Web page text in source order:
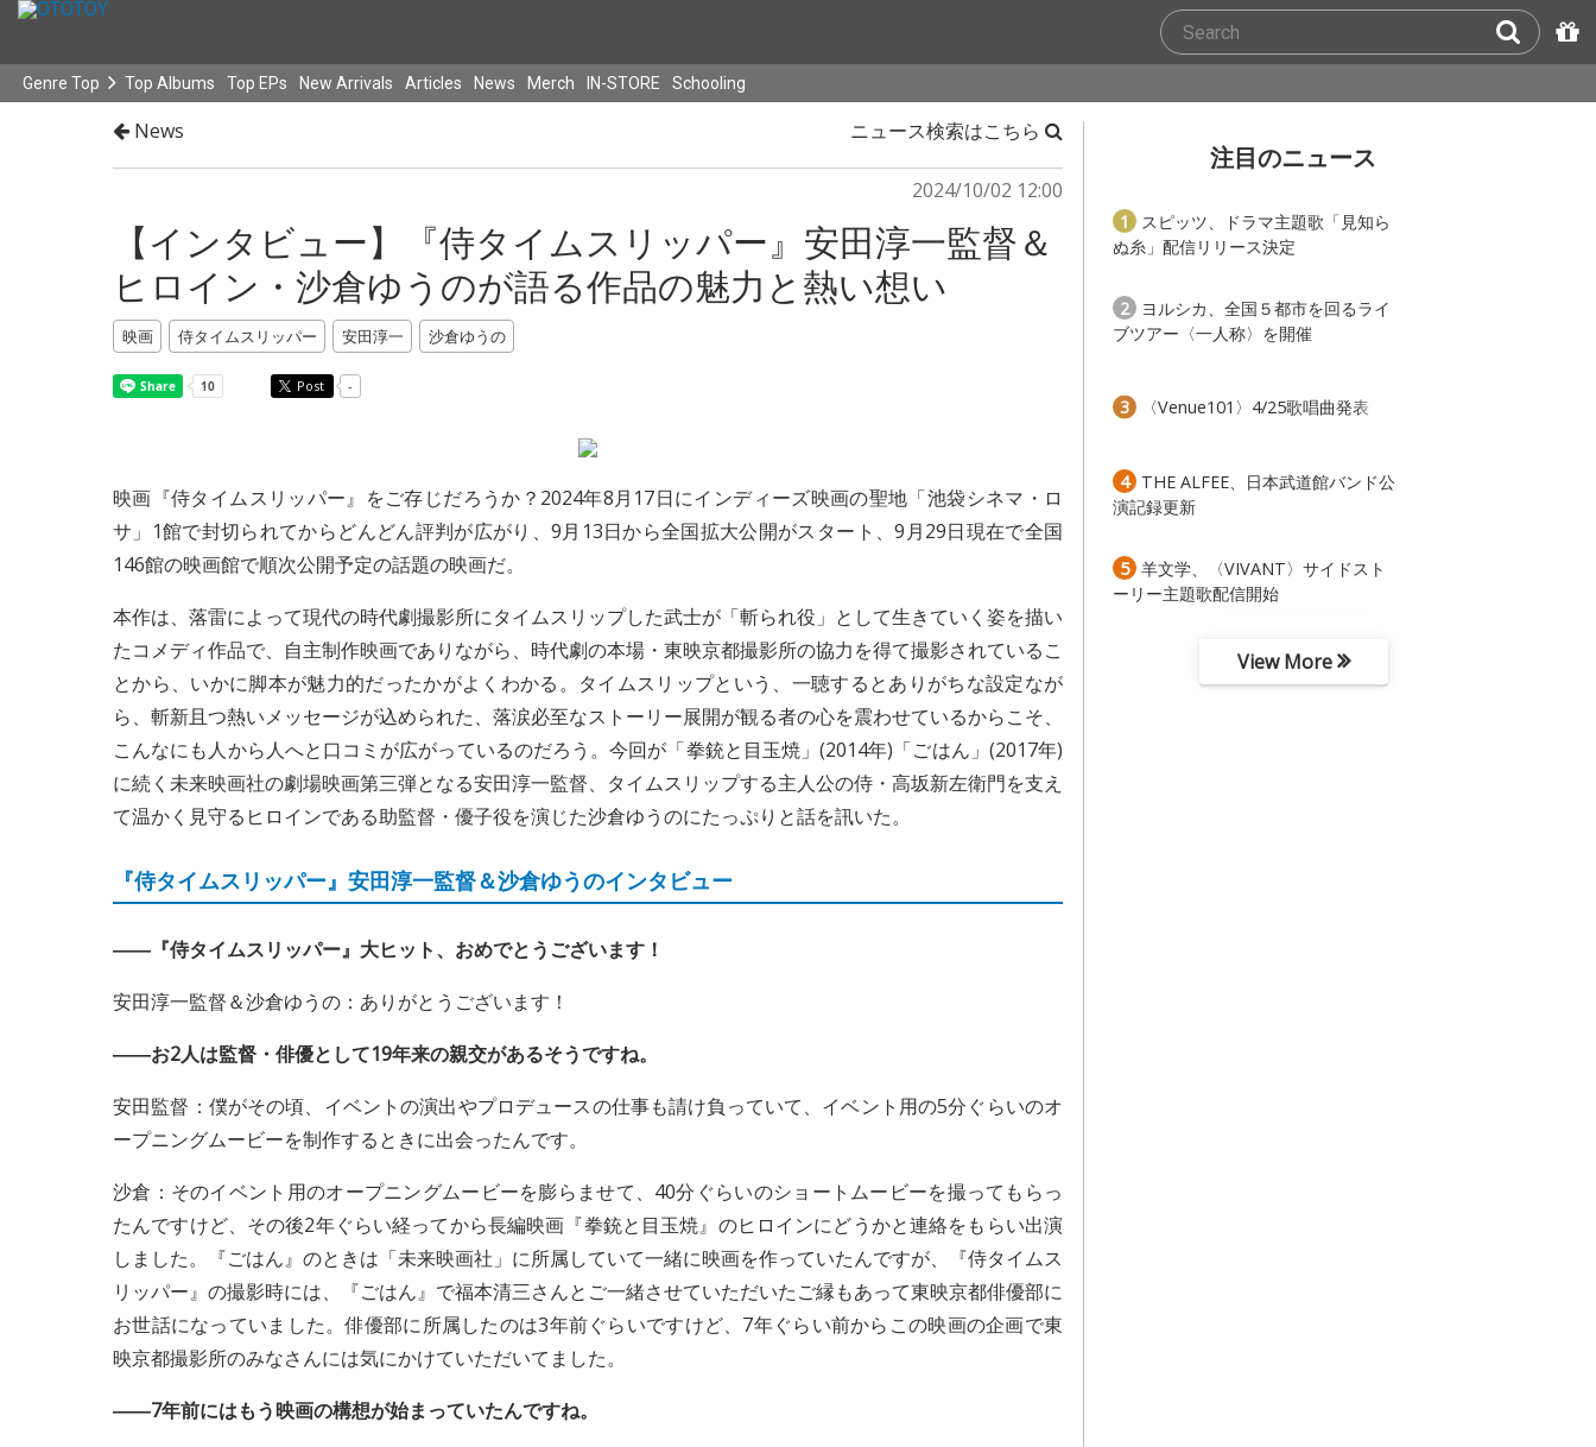
Genre Top Top Albums Top EPs New Arrivals Articles News Merch IN-STORE Schooling
News ニュース検索はこちら
2024/10/02 12:00
【インタビュー】『侍タイムスリッパー』安田淳一監督＆
ヒロイン・沙倉ゆうのが語る作品の魅力と熱い想い
映画 侍タイムスリッパー 安田淳一 沙倉ゆうの
Post -
映画『侍タイムスリッパー』をご存じだろうか？2024年8月17日にインディーズ映画の聖地「池袋シネマ・ロ
サ」1館で封切られてからどんどん評判が広がり、9月13日から全国拡大公開がスタート、9月29日現在で全国
146館の映画館で順次公開予定の話題の映画だ。
本作は、落雷によって現代の時代劇撮影所にタイムスリップした武士が「斬られ役」として生きていく姿を描い
たコメディ作品で、自主制作映画でありながら、時代劇の本場・東映京都撮影所の協力を得て撮影されているこ
とから、いかに脚本が魅力的だったかがよくわかる。タイムスリップという、一聴するとありがちな設定なが
ら、斬新且つ熱いメッセージが込められた、落涙必至なストーリー展開が観る者の心を震わせているからこそ、
こんなにも人から人へと口コミが広がっているのだろう。今回が「拳銃と目玉焼」(2014年)「ごはん」(2017年)
に続く未来映画社の劇場映画第三弾となる安田淳一監督、タイムスリップする主人公の侍・高坂新左衛門を支え
て温かく見守るヒロインである助監督・優子役を演じた沙倉ゆうのにたっぷりと話を訊いた。
『侍タイムスリッパー』安田淳一監督＆沙倉ゆうのインタビュー
――『侍タイムスリッパー』大ヒット、おめでとうございます！
安田淳一監督＆沙倉ゆうの：ありがとうございます！
――お2人は監督・俳優として19年来の親交があるそうですね。
安田監督：僕がその頃、イベントの演出やプロデュースの仕事も請け負っていて、イベント用の5分ぐらいのオ
ープニングムービーを制作するときに出会ったんです。
沙倉：そのイベント用のオープニングムービーを膨らませて、40分ぐらいのショートムービーを撮ってもらっ
たんですけど、その後2年ぐらい経ってから長編映画『拳銃と目玉焼』のヒロインにどうかと連絡をもらい出演
しました。『ごはん』のときは「未来映画社」に所属していて一緒に映画を作っていたんですが、『侍タイムス
リッパー』の撮影時には、『ごはん』で福本清三さんとご一緒させていただいたご縁もあって東映京都俳優部に
お世話になっていました。俳優部に所属したのは3年前ぐらいですけど、7年ぐらい前からこの映画の企画で東
映京都撮影所のみなさんには気にかけていただいてました。
――7年前にはもう映画の構想が始まっていたんですね。
注目のニュース
1
ぬ糸」配信リリース決定
2
ブツアー〈一人称〉を開催
3 〈Venue101〉4/25歌唱曲発表
4
演記録更新
5
ーリー主題歌配信開始
View More